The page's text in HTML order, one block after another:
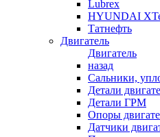
Lubrex
HYUNDAI
Татнефть
Двигатель
Двигатель
назад
Сальники,
Детали
Детали ГРМ
Опоры
Датчики